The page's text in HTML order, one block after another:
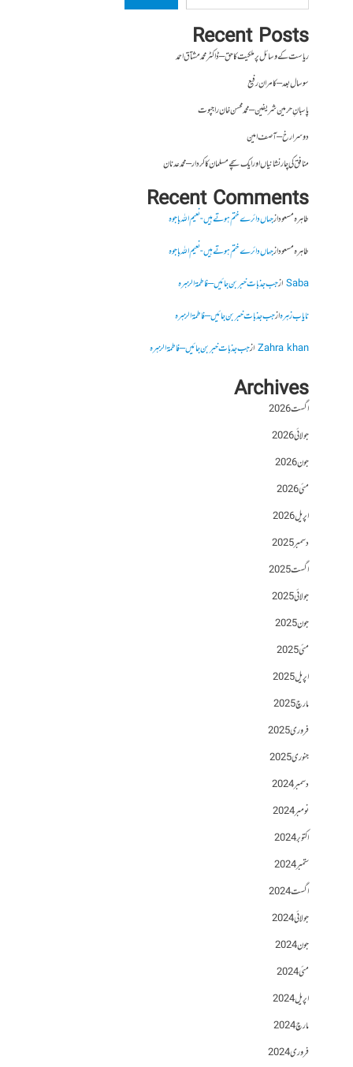
Recent Posts
ریاست کے وسائل پر ملکیت کا حق – ڈاکٹر محمد مشتاق احمد
سو سال بعد – کامران رفیع
پاسبانِ حرمین شریفین – محمد محسن خان راجپوت
دوسرا رخ – آصف امین
منافق کی چار نشانیاں اور ایک سچے مسلمان کا کردار – محمد عدنان
Recent Comments
طاہرہ مسعودازجہاں دائرے ختم ہوتے ہیں- نعیم اللہ باجوہ
طاہرہ مسعودازجہاں دائرے ختم ہوتے ہیں- نعیم اللہ باجوہ
Sabaازجب جذبات خبر بن جائیں – فاطمۃالزہرہ
نایاب زہرہازجب جذبات خبر بن جائیں – فاطمۃالزہرہ
Zahra khanازجب جذبات خبر بن جائیں – فاطمۃالزہرہ
Archives
اگست 2026
جولائی 2026
جون 2026
مئی 2026
اپریل 2026
دسمبر 2025
اگست 2025
جولائی 2025
جون 2025
مئی 2025
اپریل 2025
مارچ 2025
فروری 2025
جنوری 2025
دسمبر 2024
نومبر 2024
اکتوبر 2024
ستمبر 2024
اگست 2024
جولائی 2024
جون 2024
مئی 2024
اپریل 2024
مارچ 2024
فروری 2024